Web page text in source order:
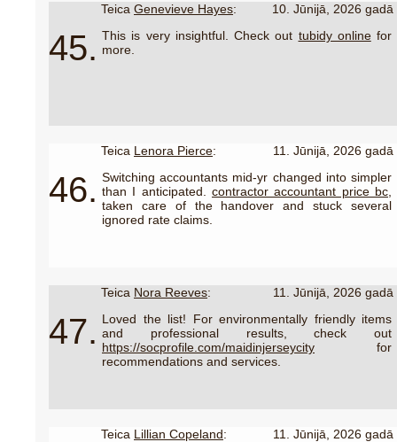
45.
Teica Genevieve Hayes:
10. Jūnijā, 2026 gadā
This is very insightful. Check out tubidy onlinefor
more.
46.
Teica Lenora Pierce:
11. Jūnijā, 2026 gadā
Switching accountants mid-yr changed into simpler
than I anticipated. contractor accountant price bc,
taken care of the handover and stuck several
ignored rate claims.
47.
Teica Nora Reeves:
11. Jūnijā, 2026 gadā
Loved the list! For environmentally friendly items
and professional results, check out
https://socprofile.com/maidinjerseycity for
recommendations and services.
Teica Lillian Copeland:
11. Jūnijā, 2026 gadā